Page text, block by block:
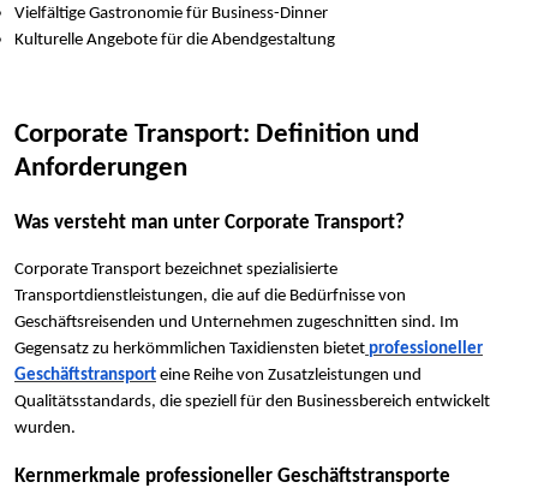
Vielfältige Gastronomie für Business-Dinner
Kulturelle Angebote für die Abendgestaltung
Corporate Transport: Definition und
Anforderungen
Was versteht man unter Corporate Transport?
Corporate Transport bezeichnet spezialisierte
Transportdienstleistungen, die auf die Bedürfnisse von
Geschäftsreisenden und Unternehmen zugeschnitten sind. Im
Gegensatz zu herkömmlichen Taxidiensten bietet professioneller
Geschäftstransport eine Reihe von Zusatzleistungen und
Qualitätsstandards, die speziell für den Businessbereich entwickelt
wurden.
Kernmerkmale professioneller Geschäftstransporte